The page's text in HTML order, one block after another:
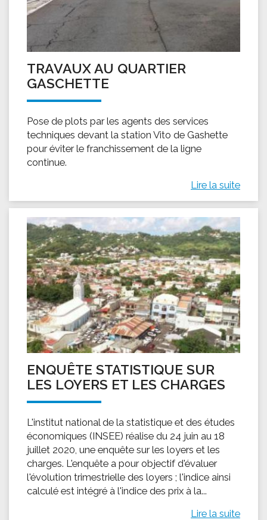
TRAVAUX AU QUARTIER
GASCHETTE
Pose de plots par les agents des services
techniques devant la station Vito de Gashette
pour éviter le franchissement de la ligne
continue.
Lire la suite
ENQUÊTE STATISTIQUE SUR
LES LOYERS ET LES CHARGES
L'institut national de la statistique et des études
économiques (INSEE) réalise du 24 juin au 18
juillet 2020, une enquête sur les loyers et les
charges. L'enquête a pour objectif d'évaluer
l'évolution trimestrielle des loyers ; l'indice ainsi
calculé est intégré à l'indice des prix à la...
Lire la suite